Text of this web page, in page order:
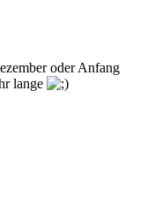
oder Anfang
lange